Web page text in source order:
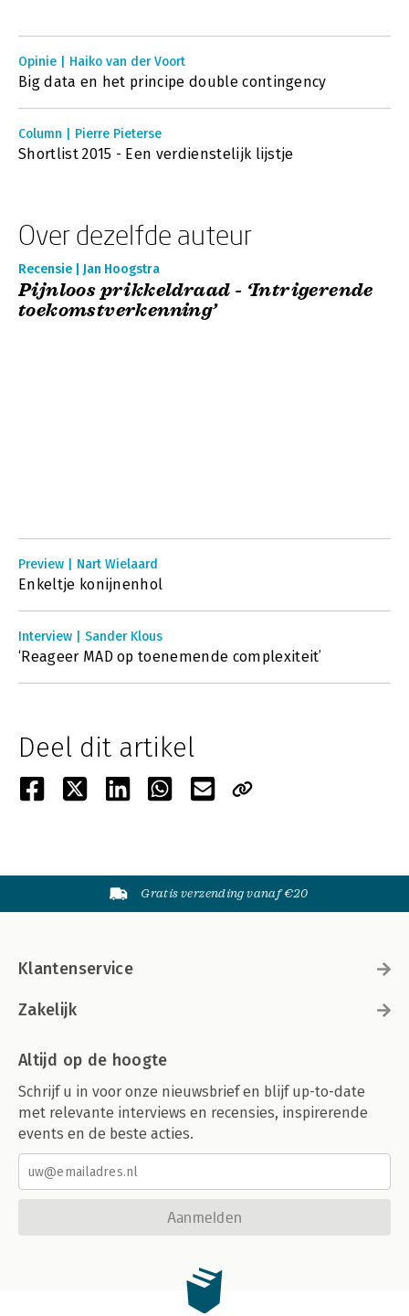
Opinie | Haiko van der Voort
Big data en het principe double contingency
Column | Pierre Pieterse
Shortlist 2015 - Een verdienstelijk lijstje
Over dezelfde auteur
Recensie | Jan Hoogstra
Pijnloos prikkeldraad - ‘Intrigerende
toekomstverkenning’
Preview | Nart Wielaard
Enkeltje konijnenhol
Interview | Sander Klous
‘Reageer MAD op toenemende complexiteit’
Deel dit artikel
Gratis verzending vanaf €20
Klantenservice
Zakelijk
Altijd op de hoogte
Schrijf u in voor onze nieuwsbrief en blijf up-to-date
met relevante interviews en recensies, inspirerende
events en de beste acties.
Aanmelden